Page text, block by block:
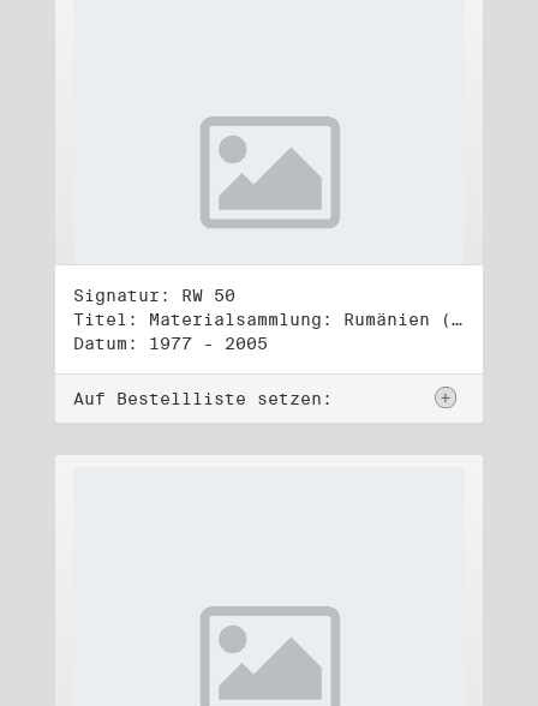
Signatur: RW 50
Titel: Materialsammlung: Rumänien (1)
Datum: 1977 - 2005
Auf Bestellliste setzen: